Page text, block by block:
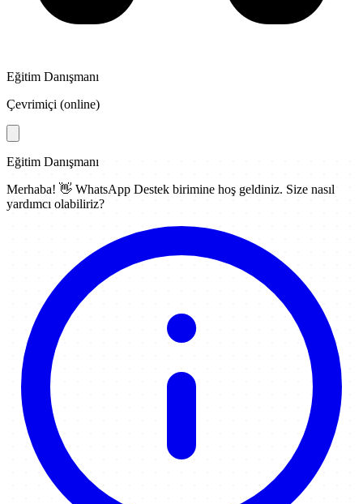
Eğitim Danışmanı
Çevrimiçi (online)
Eğitim Danışmanı
Merhaba! 👋 WhatsApp Destek birimine hoş geldiniz. Size nasıl
yardımcı olabiliriz?